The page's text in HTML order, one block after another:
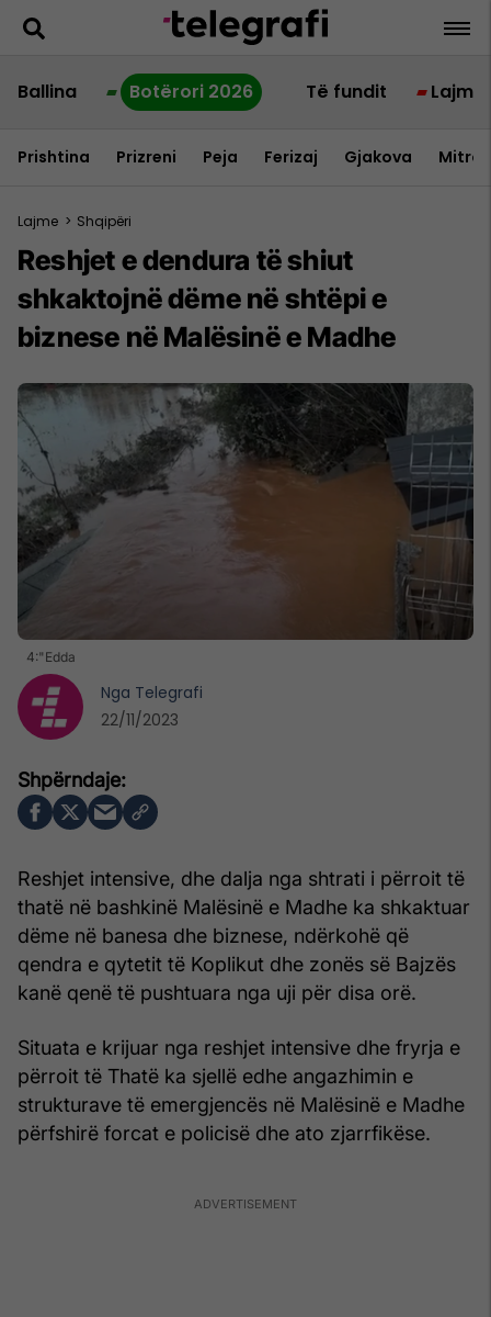
Ballina Botërori 2026 Të fundit Lajme
Prishtina Prizreni Peja Ferizaj Gjakova
Lajme > Shqipëri
Reshjet e dendura të shiut
shkaktojnë dëme në shtëpi e
biznese në Malësinë e Madhe
4:"Edda
Reshjet intensive, dhe dalja nga shtrati i përroit të
thatë në bashkinë Malësinë e Madhe ka shkaktuar
dëme në banesa dhe biznese, ndërkohë që
qendra e qytetit të Koplikut dhe zonës së Bajzës
kanë qenë të pushtuara nga uji për disa orë.
Situata e krijuar nga reshjet intensive dhe fryrja e
përroit të Thatë ka sjellë edhe angazhimin e
strukturave të emergjencës në Malësinë e Madhe
përfshirë forcat e policisë dhe ato zjarrfikëse.
Nga Telegrafi
22/11/2023